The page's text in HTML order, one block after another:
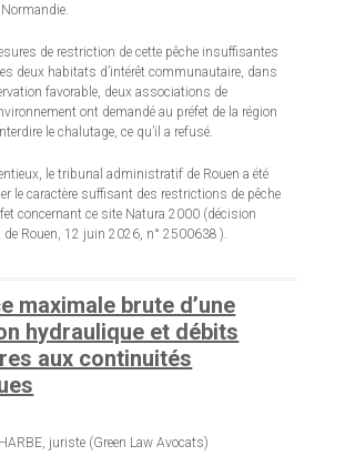
de restriction de cette pêche insuffisantes
deux habitats d’intérêt communautaire, dans
favorable, deux associations de
ont demandé au préfet de la région
le chalutage, ce qu’il a refusé.
le tribunal administratif de Rouen a été
le caractère suffisant des restrictions de pêche
concernant ce site Natura 2000 (décision
de Rouen, 12 juin 2026, n° 2500638 ).
maximale brute d’une
hydraulique et débits
aux continuités
juriste (Green Law Avocats)